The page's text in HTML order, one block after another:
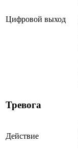
Цифровой выход
Тревога
Действие